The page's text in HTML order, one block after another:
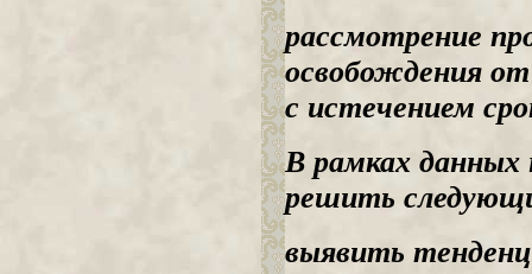
рассмотрение
освобождения
с истечением
В рамках данных
решить
выявить